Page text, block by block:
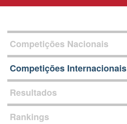
Competições Nacionais
Competições Internacionais
Resultados
Rankings